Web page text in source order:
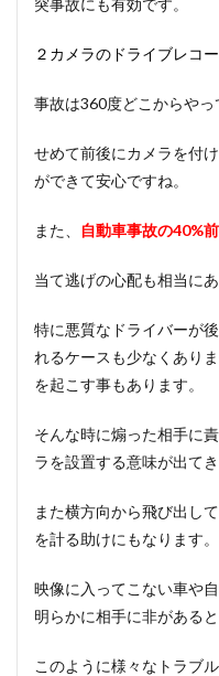
突事故にも有効です。
２カメラのドライブレコ
事故は360度どこからやっ
せめて前後にカメラを付
ができて安心ですね。
また、 自動車事故の40%
当て逃げの心配も相当にあ
特に悪質なドライバーが
れるケースも少なくあり
を起こす事もあります。
そんな時に煽った相手に
ラを設置する意味が出てき
また横方向から飛び出し
を計る助けにもなります。
映像に入ってこない車や
明らかに相手に非がある
このように様々なトラブ